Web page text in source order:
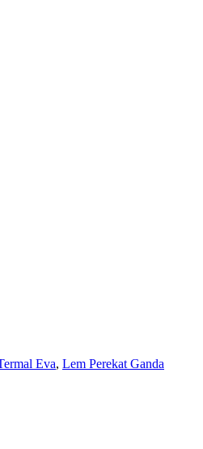
Eva, Lem Perekat Ganda